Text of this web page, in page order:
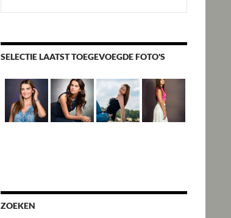
SELECTIE LAATST TOEGEVOEGDE FOTO'S
ZOEKEN